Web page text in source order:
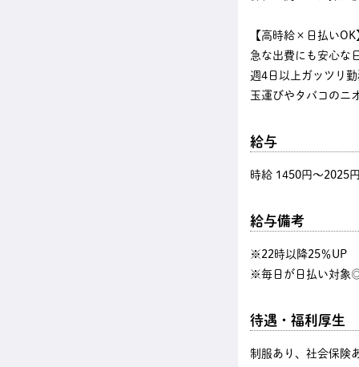
【高時給×日払いOK
急な出費にも安心な
週4日以上ガッツリ
玉運びやタバコのニ
給与
時給 1450円〜2025
給与備考
※22時以降25％UP
※毎日が日払い対象
待遇・福利厚生
制服あり、社会保険